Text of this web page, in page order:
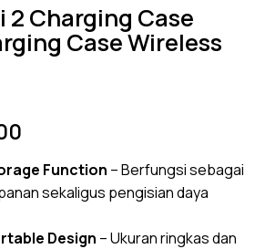
2 Charging Case
Case Wireless
Function – Berfungsi sebagai
sekaligus pengisian daya
Design – Ukuran ringkas dan